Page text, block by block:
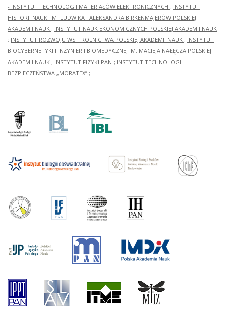
- INSTYTUT TECHNOLOGII MATERIAŁÓW ELEKTRONICZNYCH ; INSTYTUT
HISTORII NAUKI IM. LUDWIKA I ALEKSANDRA BIRKENMAJERÓW POLSKIEJ
AKADEMII NAUK ; INSTYTUT NAUK EKONOMICZNYCH POLSKIEJ AKADEMII NAUK
; INSTYTUT ROZWOJU WSI I ROLNICTWA POLSKIEJ AKADEMII NAUK ; INSTYTUT
BIOCYBERNETYKI I INŻYNIERII BIOMEDYCZNEJ IM. MACIEJA NAŁĘCZA POLSKIEJ
AKADEMII NAUK ; INSTYTUT FIZYKI PAN ; INSTYTUT TECHNOLOGII
BEZPIECZEŃSTWA „MORATEX” ;